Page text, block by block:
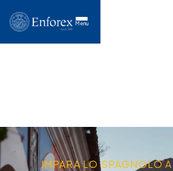
Menu
IMPARA LO SPAGNOLO